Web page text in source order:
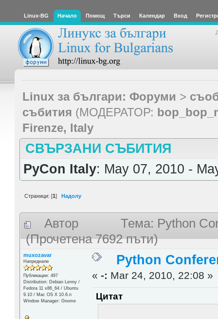
Linux-BG Начало Помощ Търси Календар Вход
Linux за българи: Форуми >
събития (МОДЕРАТОР:
Firenze, Italy
СВЪРЗАНИ СЪБИТИЯ
PyCon Italy: May 07, 2010 -
Страници: [1] Надолу
Автор
Тема: Python
(Прочетена 7692 пъти)
muxozavar
Напреднали
Публикации: 497
Distribution: Debian Lenny /
Fedora 11 x86_64 / Ubuntu
9.10 / Mac OS X 10.6.n
Window Manager: Gnome
Python
«-: Mar 24, 2010, 22:08 »
Цитат